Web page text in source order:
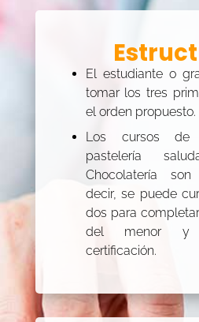
El estudiante o
tomar los tres
el orden propuesto.
Los cursos de
pastelería
Chocolatería
decir, se puede
dos para
del menor y
certificación.